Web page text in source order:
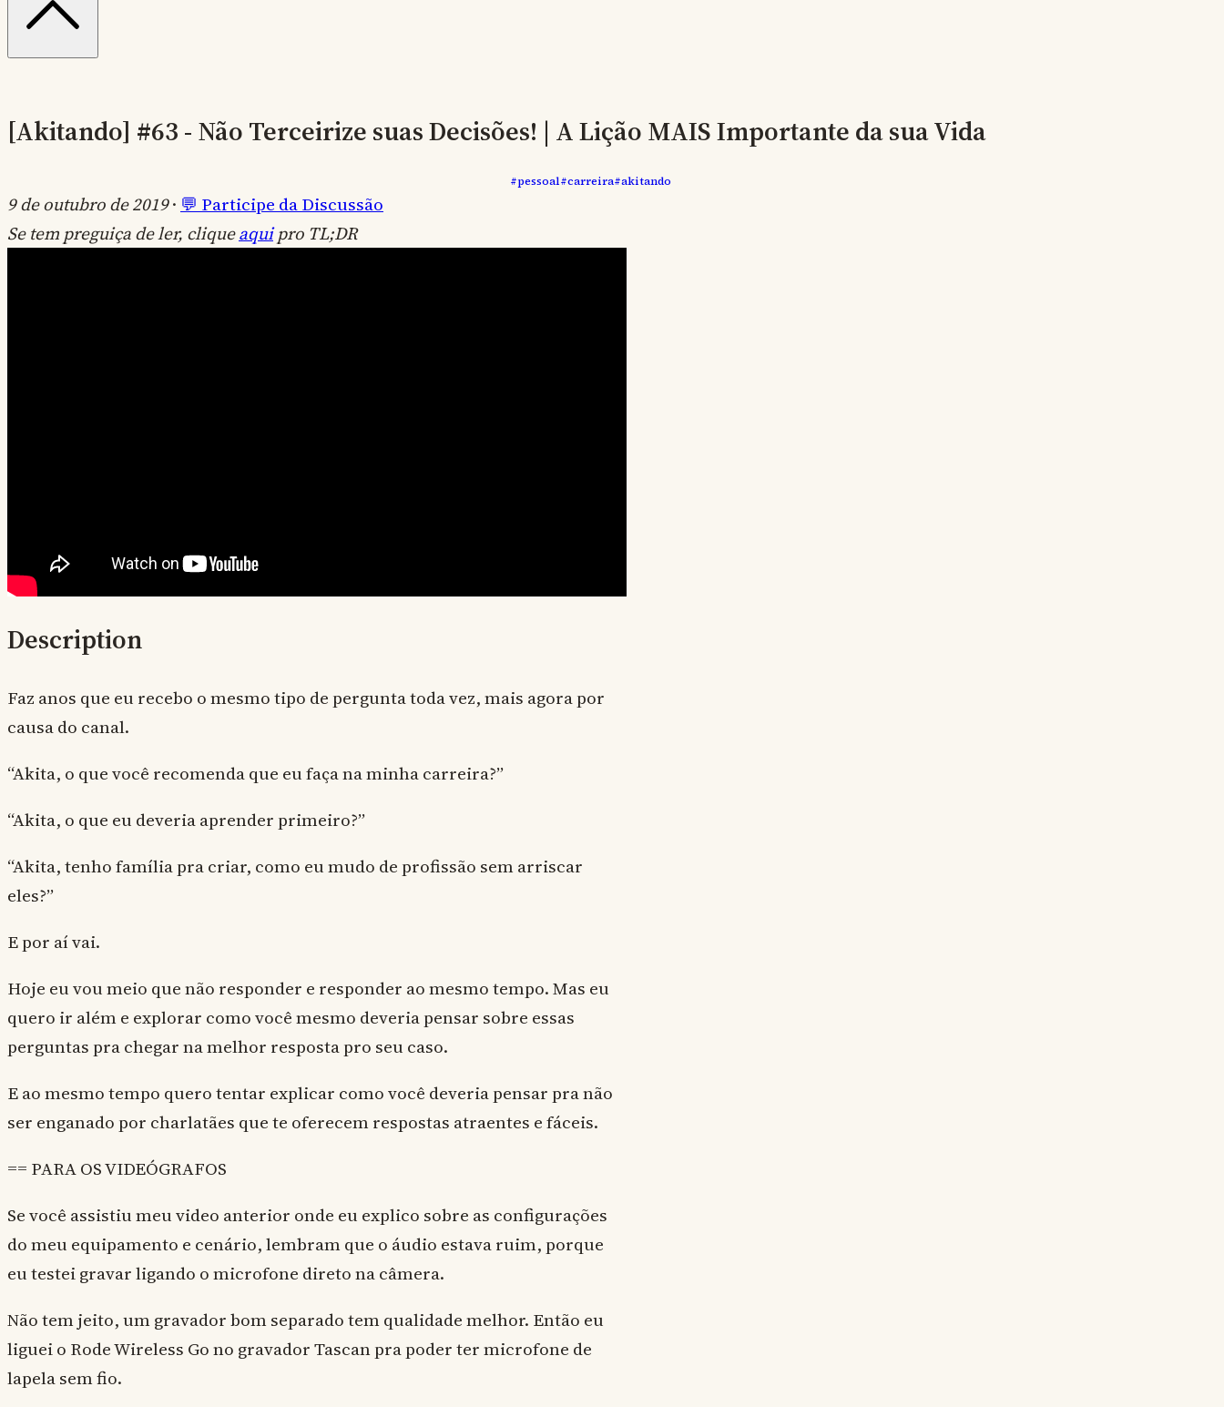
[Akitando] #63 - Não Terceirize suas Decisões! | A Lição MAIS Importante da sua Vida
#pessoal#carreira#akitando
9 de outubro de 2019· 💬 Participe da Discussão
Se tem preguiça de ler, cliqueaquipro TL;DR
Description
Faz anos que eu recebo o mesmo tipo de pergunta toda vez, mais agora por
causa do canal.
“Akita, o que você recomenda que eu faça na minha carreira?”
“Akita, o que eu deveria aprender primeiro?”
“Akita, tenho família pra criar, como eu mudo de profissão sem arriscar
eles?”
E por aí vai.
Hoje eu vou meio que não responder e responder ao mesmo tempo. Mas eu
quero ir além e explorar como você mesmo deveria pensar sobre essas
perguntas pra chegar na melhor resposta pro seu caso.
E ao mesmo tempo quero tentar explicar como você deveria pensar pra não
ser enganado por charlatães que te oferecem respostas atraentes e fáceis.
== PARA OS VIDEÓGRAFOS
Se você assistiu meu video anterior onde eu explico sobre as configurações
do meu equipamento e cenário, lembram que o áudio estava ruim, porque
eu testei gravar ligando o microfone direto na câmera.
Não tem jeito, um gravador bom separado tem qualidade melhor. Então eu
liguei o Rode Wireless Go no gravador Tascan pra poder ter microfone de
lapela sem fio.